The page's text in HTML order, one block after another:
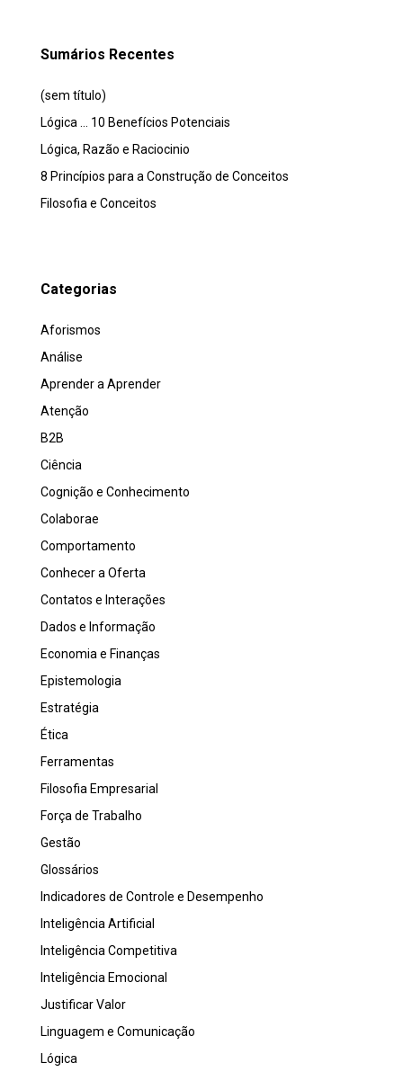
Sumários Recentes
(sem título)
Lógica … 10 Benefícios Potenciais
Lógica, Razão e Raciocinio
8 Princípios para a Construção de Conceitos
Filosofia e Conceitos
Categorias
Aforismos
Análise
Aprender a Aprender
Atenção
B2B
Ciência
Cognição e Conhecimento
Colaborae
Comportamento
Conhecer a Oferta
Contatos e Interações
Dados e Informação
Economia e Finanças
Epistemologia
Estratégia
Ética
Ferramentas
Filosofia Empresarial
Força de Trabalho
Gestão
Glossários
Indicadores de Controle e Desempenho
Inteligência Artificial
Inteligência Competitiva
Inteligência Emocional
Justificar Valor
Linguagem e Comunicação
Lógica